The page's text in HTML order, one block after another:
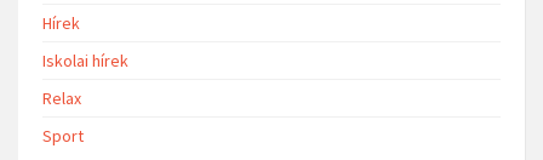
Hírek
Iskolai hírek
Relax
Sport